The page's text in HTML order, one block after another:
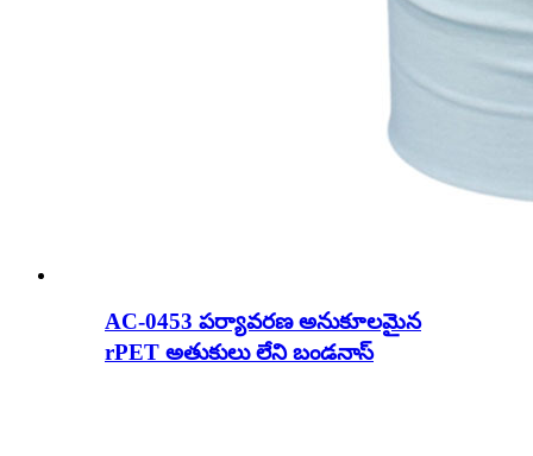
AC-0453 పర్యావరణ అనుకూలమైన
rPET అతుకులు లేని బండనాస్